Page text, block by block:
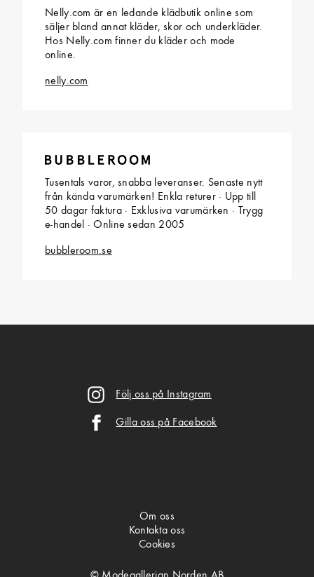
Nelly.com är en ledande klädbutik online som
säljer bland annat kläder, skor och underkläder.
Hos Nelly.com finner du kläder och mode
online.
nelly.com
Tusentals varor, snabba leveranser. Senaste nytt
från kända varumärken! Enkla returer · Upp till
50 dagar faktura · Exklusiva varumärken · Trygg
e-handel · Online sedan 2005
bubbleroom.se
Följ oss på Instagram
Gilla oss på Facebook
Om oss
Kontakta oss
Cookies